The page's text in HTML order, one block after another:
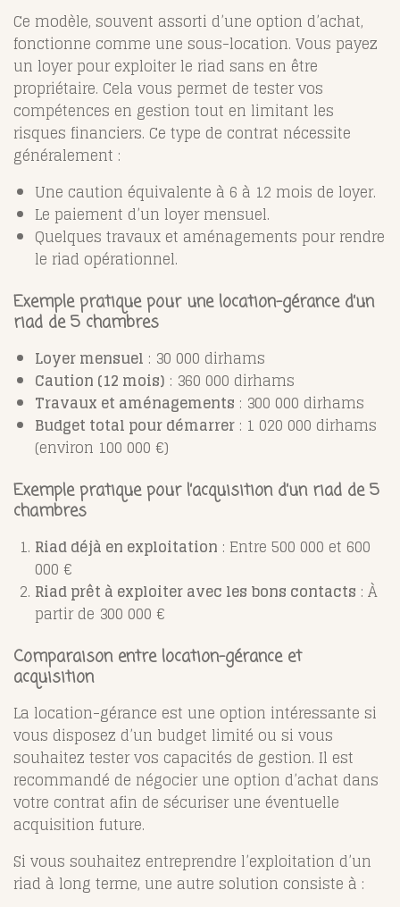
Ce modèle, souvent assorti d’une option d’achat,
fonctionne comme une sous-location. Vous payez
un loyer pour exploiter le riad sans en être
propriétaire. Cela vous permet de tester vos
compétences en gestion tout en limitant les
risques financiers. Ce type de contrat nécessite
généralement :
Une caution équivalente à 6 à 12 mois de loyer.
Le paiement d’un loyer mensuel.
Quelques travaux et aménagements pour rendre
le riad opérationnel.
Exemple pratique pour une location-gérance d’un
riad de 5 chambres
Loyer mensuel : 30 000 dirhams
Caution (12 mois) : 360 000 dirhams
Travaux et aménagements : 300 000 dirhams
Budget total pour démarrer : 1 020 000 dirhams
(environ 100 000 €)
Exemple pratique pour l’acquisition d’un riad de 5
chambres
Riad déjà en exploitation : Entre 500 000 et 600
000 €
Riad prêt à exploiter avec les bons contacts : À
partir de 300 000 €
Comparaison entre location-gérance et
acquisition
La location-gérance est une option intéressante si
vous disposez d’un budget limité ou si vous
souhaitez tester vos capacités de gestion. Il est
recommandé de négocier une option d’achat dans
votre contrat afin de sécuriser une éventuelle
acquisition future.
Si vous souhaitez entreprendre l’exploitation d’un
riad à long terme, une autre solution consiste à :